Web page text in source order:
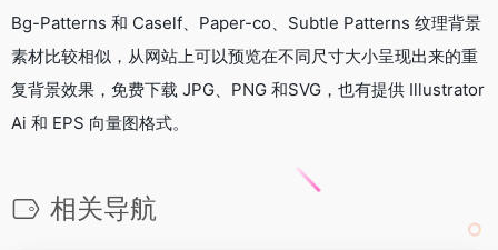
Bg-Patterns 和 Caself、Paper-co、Subtle Patterns 纹理背景
素材比较相似，从网站上可以预览在不同尺寸大小呈现出来的重
复背景效果，免费下载 JPG、PNG 和SVG，也有提供 Illustrator
Ai 和 EPS 向量图格式。
相关导航